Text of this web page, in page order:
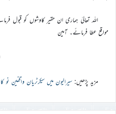
اللہ تعالیٰ ہماری ان حقیر کاوشوں کو قبول
مواقع عطا فرمائے۔ آمین
مزید پڑھیں: سیرالیون میں سیکرٹریان واقفین